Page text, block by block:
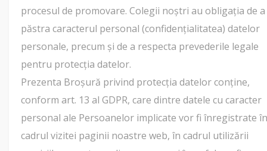
procesul de promovare. Colegii noștri au obligația de a
păstra caracterul personal (confidențialitatea) datelor
personale, precum și de a respecta prevederile legale
pentru protecția datelor.
Prezenta Broșură privind protecția datelor conține,
conform art. 13 al GDPR, care dintre datele cu caracter
personal ale Persoanelor implicate vor fi înregistrate în
cadrul vizitei paginii noastre web, în cadrul utilizării